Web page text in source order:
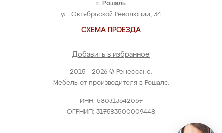
2015 - 2026 © Ренессанс.
Мебель от производителя в Рошале.
ИНН: 580313642057
ОГРНИП: 317583500009448
г. Рошаль
ул. Октябрьской Революции, 34
СХЕМА ПРОЕЗДА
Добавить в избранное